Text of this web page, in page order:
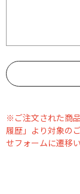
※ご注文された商
履歴」より対象の
せフォームに遷移